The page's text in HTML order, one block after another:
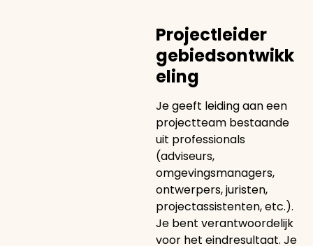
Projectleider
gebiedsontwikk
eling
Je geeft leiding aan een
projectteam bestaande
uit professionals
(adviseurs,
omgevingsmanagers,
ontwerpers, juristen,
projectassistenten, etc.).
Je bent verantwoordelijk
voor het eindresultaat. Je